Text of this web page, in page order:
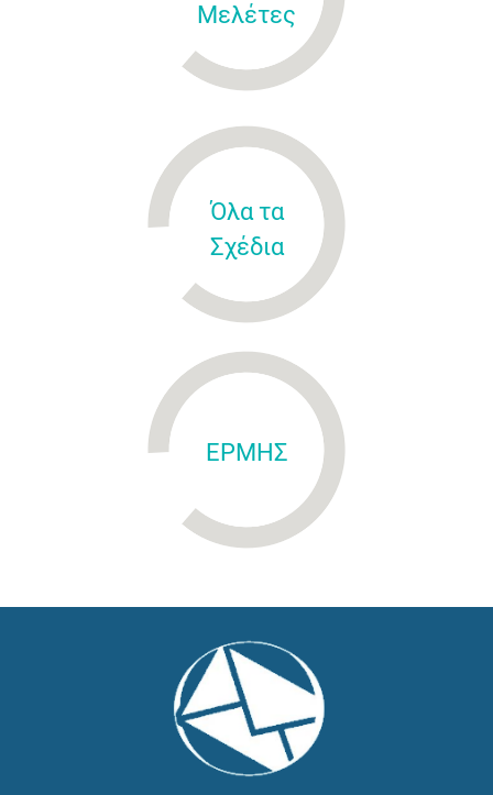
Μελέτες
Όλα τα
Σχέδια
ΕΡΜΗΣ